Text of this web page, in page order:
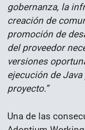
gobernanza, la
creación de
promoción de
del proveedor
versiones
ejecución de
proyecto.”
Una de las